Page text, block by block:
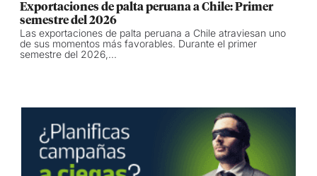
Exportaciones de palta peruana a Chile: Primer
semestre del 2026
Las exportaciones de palta peruana a Chile atraviesan uno
de sus momentos más favorables. Durante el primer
semestre del 2026,...